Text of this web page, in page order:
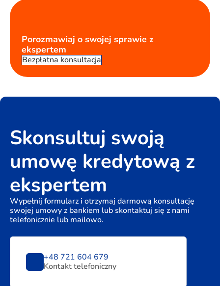
Porozmawiaj o swojej sprawie z
ekspertem
Bezpłatna konsultacja
Skonsultuj swoją
umowę kredytową z
ekspertem
Wypełnij formularz i otrzymaj darmową konsultację
swojej umowy z bankiem lub skontaktuj się z nami
telefonicznie lub mailowo.
+48 721 604 679
Kontakt telefoniczny